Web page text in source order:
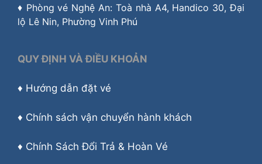
♦ Phòng vé Nghệ An: Toà nhà A4, Handico 30, Đại
lộ Lê Nin, Phường Vinh Phú
QUY ĐỊNH VÀ ĐIỀU KHOẢN
♦ Hướng dẫn đặt vé
♦ Chính sách vận chuyển hành khách
♦ Chính Sách Đổi Trả & Hoàn Vé